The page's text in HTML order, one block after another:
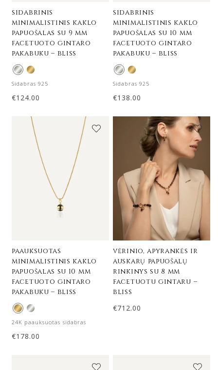
sidabrinis
minimalistinis kaklo
papuošalas su 9 mm
facetuoto gintaro
pakabuku – bliss
Sidabras 925
€124.00
sidabrinis
minimalistinis kaklo
papuošalas su 10 mm
facetuoto gintaro
pakabuku – bliss
Sidabras 925
€138.00
paauksuotas
minimalistinis kaklo
papuošalas su 10 mm
facetuoto gintaro
pakabuku – bliss
24K paauksuotas sidabras
€178.00
vėrinio, apyrankės ir
auskarų papuošalų
rinkinys su 8 mm
facetuotu gintaru –
bliss
€712.00